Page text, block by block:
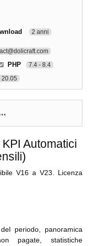
2 anni
PHP 7.4 - 8.4
Automatici
V16 a V23. Licenza
periodo, panoramica
pagate, statistiche